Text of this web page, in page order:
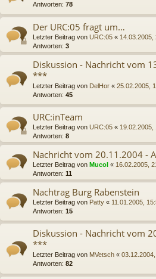
Antworten: 78
Der URC:05 fragt um…
Letzter Beitrag von URC:05 « 14.03.2005,
Antworten: 3
Diskussion - Nachricht vom
***
Letzter Beitrag von DelHor « 25.02.2005,
Antworten: 45
URC:inTeam
Letzter Beitrag von URC:05 « 19.02.2005,
Antworten: 8
Nachricht vom 20.11.2004 -
Letzter Beitrag von Mucol « 16.02.2005,
Antworten: 11
Nachtrag Burg Rabenstein
Letzter Beitrag von Patty « 11.01.2005,
Antworten: 15
Diskussion - Nachricht vom
***
Letzter Beitrag von MVetsch «
Antworten: 82